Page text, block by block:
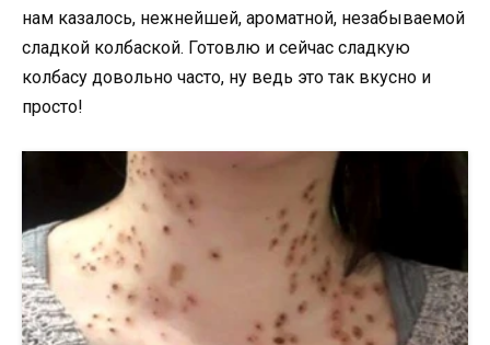
нам казалось, нежнейшей, ароматной, незабываемой
сладкой колбаской. Готовлю и сейчас сладкую
колбасу довольно часто, ну ведь это так вкусно и
просто!